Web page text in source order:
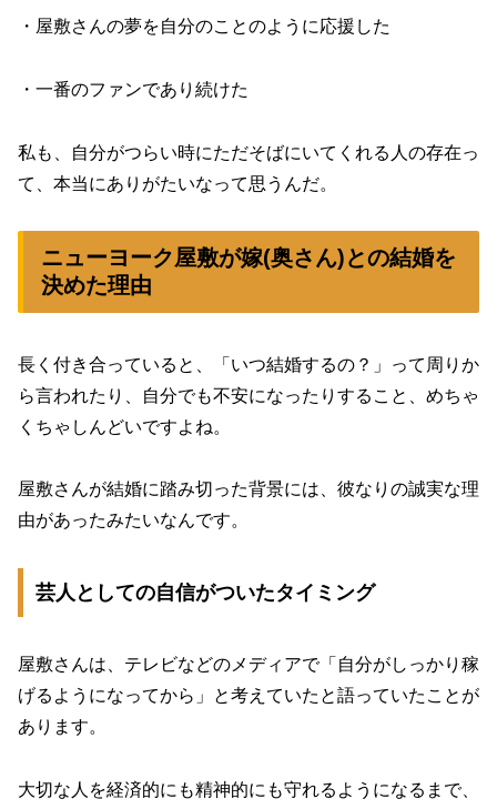
・屋敷さんの夢を自分のことのように応援した
・一番のファンであり続けた
私も、自分がつらい時にただそばにいてくれる人の存在っ
て、本当にありがたいなって思うんだ。
ニューヨーク屋敷が嫁(奥さん)との結婚を
決めた理由
長く付き合っていると、「いつ結婚するの？」って周りか
ら言われたり、自分でも不安になったりすること、めちゃ
くちゃしんどいですよね。
屋敷さんが結婚に踏み切った背景には、彼なりの誠実な理
由があったみたいなんです。
芸人としての自信がついたタイミング
屋敷さんは、テレビなどのメディアで「自分がしっかり稼
げるようになってから」と考えていたと語っていたことが
あります。
大切な人を経済的にも精神的にも守れるようになるまで、